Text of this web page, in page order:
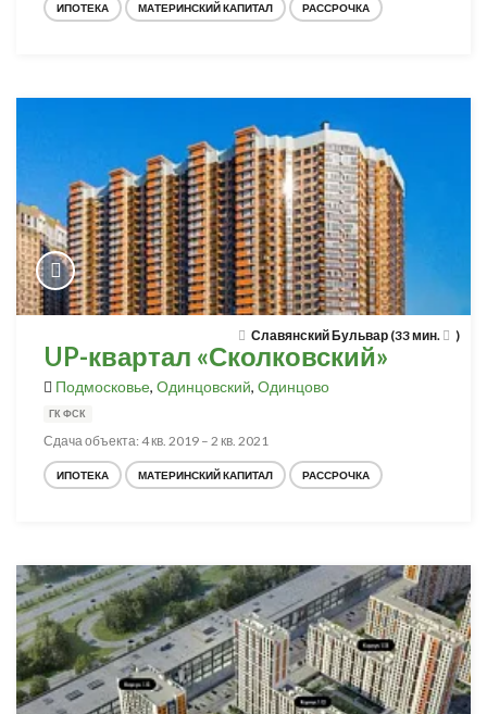
ИПОТЕКА МАТЕРИНСКИЙ КАПИТАЛ РАССРОЧКА
Славянский Бульвар (33 мин. )
UP-квартал «Сколковский»
Подмосковье, Одинцовский, Одинцово
ГК ФСК
Сдача объекта: 4 кв. 2019 – 2 кв. 2021
ИПОТЕКА МАТЕРИНСКИЙ КАПИТАЛ РАССРОЧКА